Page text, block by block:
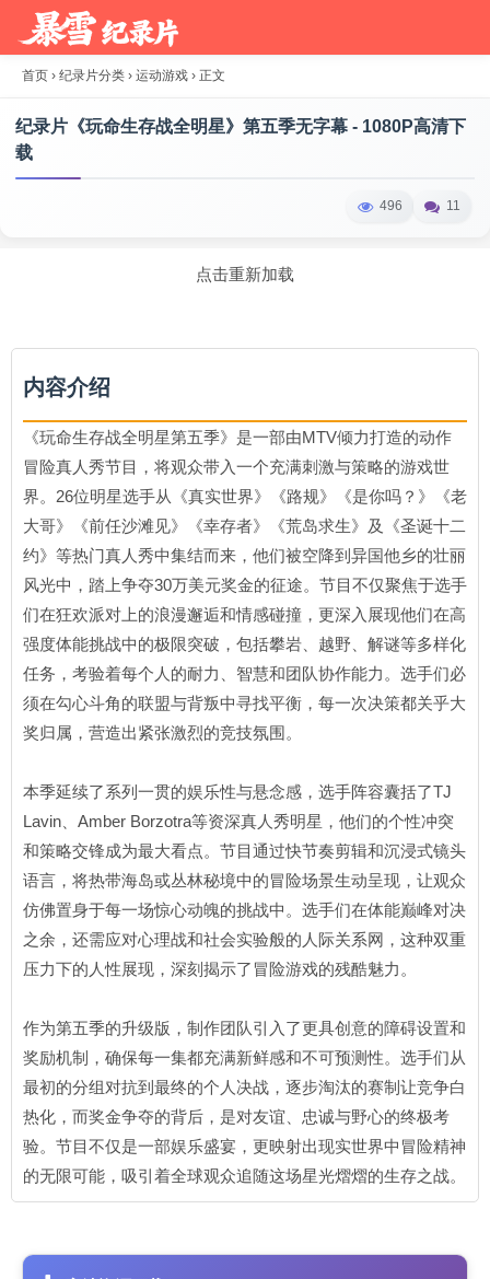
首页 › 纪录片分类 › 运动游戏 › 正文
纪录片《玩命生存战全明星》第五季无字幕 - 1080P高清下
载
496 11
点击重新加载
内容介绍
《玩命生存战全明星第五季》是一部由MTV倾力打造的动作
冒险真人秀节目，将观众带入一个充满刺激与策略的游戏世
界。26位明星选手从《真实世界》《路规》《是你吗？》《老
大哥》《前任沙滩见》《幸存者》《荒岛求生》及《圣诞十二
约》等热门真人秀中集结而来，他们被空降到异国他乡的壮丽
风光中，踏上争夺30万美元奖金的征途。节目不仅聚焦于选手
们在狂欢派对上的浪漫邂逅和情感碰撞，更深入展现他们在高
强度体能挑战中的极限突破，包括攀岩、越野、解谜等多样化
任务，考验着每个人的耐力、智慧和团队协作能力。选手们必
须在勾心斗角的联盟与背叛中寻找平衡，每一次决策都关乎大
奖归属，营造出紧张激烈的竞技氛围。
本季延续了系列一贯的娱乐性与悬念感，选手阵容囊括了TJ
Lavin、Amber Borzotra等资深真人秀明星，他们的个性冲突
和策略交锋成为最大看点。节目通过快节奏剪辑和沉浸式镜头
语言，将热带海岛或丛林秘境中的冒险场景生动呈现，让观众
仿佛置身于每一场惊心动魄的挑战中。选手们在体能巅峰对决
之余，还需应对心理战和社会实验般的人际关系网，这种双重
压力下的人性展现，深刻揭示了冒险游戏的残酷魅力。
作为第五季的升级版，制作团队引入了更具创意的障碍设置和
奖励机制，确保每一集都充满新鲜感和不可预测性。选手们从
最初的分组对抗到最终的个人决战，逐步淘汰的赛制让竞争白
热化，而奖金争夺的背后，是对友谊、忠诚与野心的终极考
验。节目不仅是一部娱乐盛宴，更映射出现实世界中冒险精神
的无限可能，吸引着全球观众追随这场星光熠熠的生存之战。